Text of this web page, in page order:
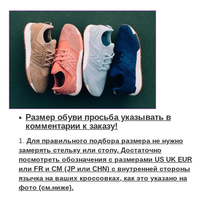
Размер обуви просьба указывать в
комментарии к заказу!
Для правильного подбора размера не нужно
замерять стельку или стопу. Достаточно
посмотреть обозначения с размерами US UK EUR
или FR и СМ (JP или CHN) с внутренней стороны
язычка на ваших кроссовках, как это указано на
фото (см.ниже).